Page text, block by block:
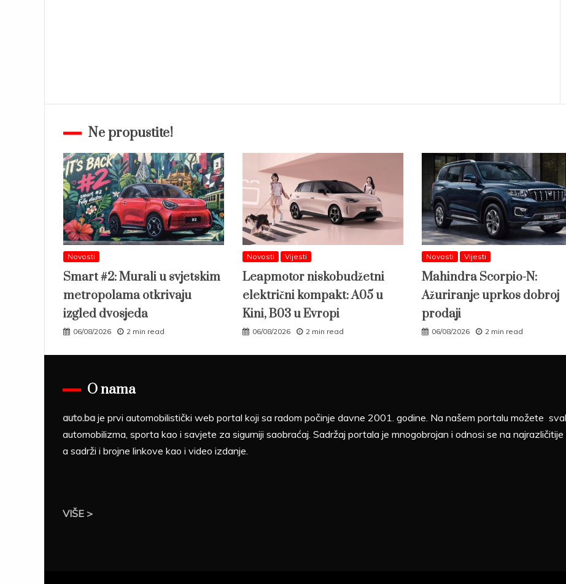
Ne propustite!
Novosti
Smart #2: Murali u svjetskim
metropolama otkrivaju
izgled dvosjeda
06/08/2026 2 min read
Novosti Vijesti
Leapmotor niskobudžetni
električni kompakt: A05 u
Kini, B03 u Evropi
06/08/2026 2 min read
Novosti Vijesti
Mahindra Scorpio-N:
Ažuriranje uprkos dobroj
prodaji
06/08/2026 2 min read
O nama
auto.ba je prvi automobilistički web portal koji sa radom počinje davne 2001. godine. Na našem portalu možete
automobilizma, sporta kao i savjete za sigurniji saobraćaj. Sadržaj portala je mnogobrojan i odnosi se na
a sadrži i brojne linkove kao i video izdanje.
VIŠE >